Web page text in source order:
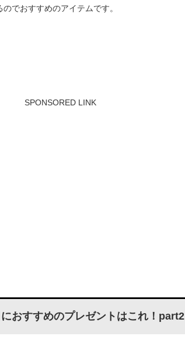
のでおすすめのアイテムです。
SPONSORED LINK
おすすめのプレゼントはこれ！part2